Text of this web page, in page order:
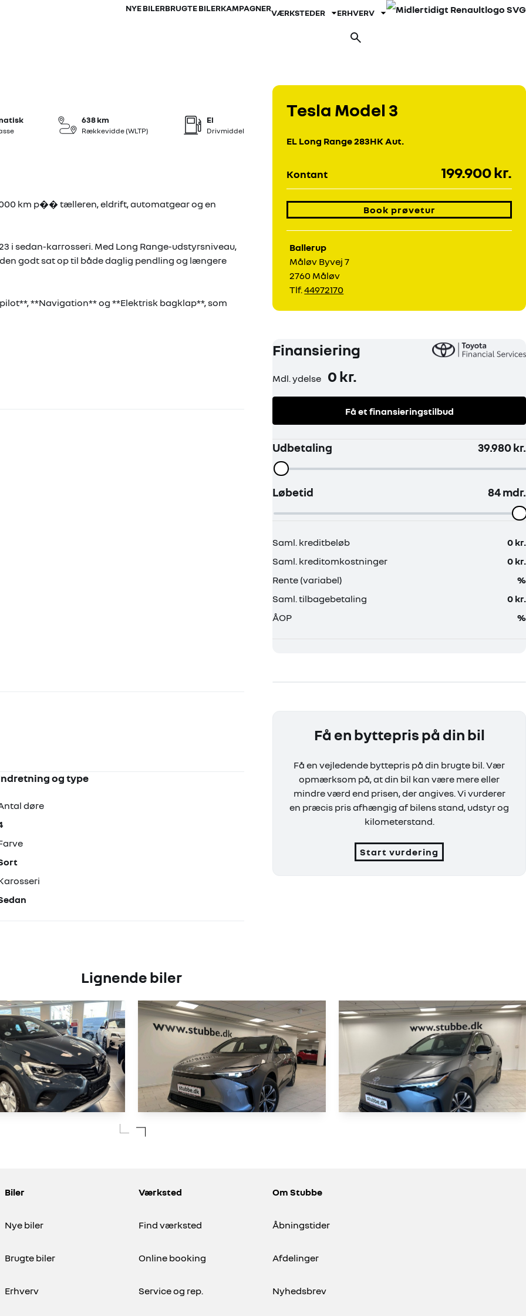
NYE BILERBRUGTE BILERKAMPAGNERVÆRKSTEDER
Fold undermenu ud
ERHVERV
Rækkevidde (WLTP)
638 km
Drivmiddel
El
km p�� tælleren, eldrift, automatgear og en
i sedan-karrosseri. Med Long Range-udstyrsniveau,
godt sat op til både daglig pendling og længere
**Navigation** og **Elektrisk bagklap**, som
for mere info eller fremvisning.
og type
døre
Tesla Model 3
EL Long Range 283HK Aut.
Kontant 199.900 kr.
Book prøvetur
Ballerup
Måløv Byvej 7
2760 Måløv
Tlf.44972170
Få en byttepris på din bil
Få en vejledende byttepris på din brugte bil. Vær
opmærksom på, at din bil kan være mere eller
mindre værd end prisen, der angives. Vi vurderer
en præcis pris afhængig af bilens stand, udstyr og
kilometerstand.
Start vurdering
Lignende biler
31.731 KM
EL
259.900
Biler
Nye biler
Brugte biler
Erhverv
Værksted
Find værksted
Online booking
Service og rep.
Om Stubbe
Åbningstider
Afdelinger
Nyhedsbrev